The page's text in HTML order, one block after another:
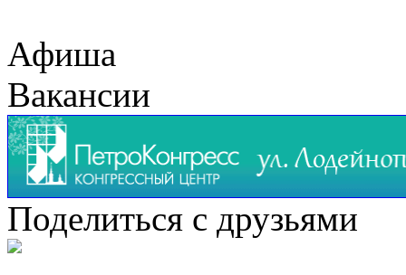
Афиша
Вакансии
Поделиться с друзьями